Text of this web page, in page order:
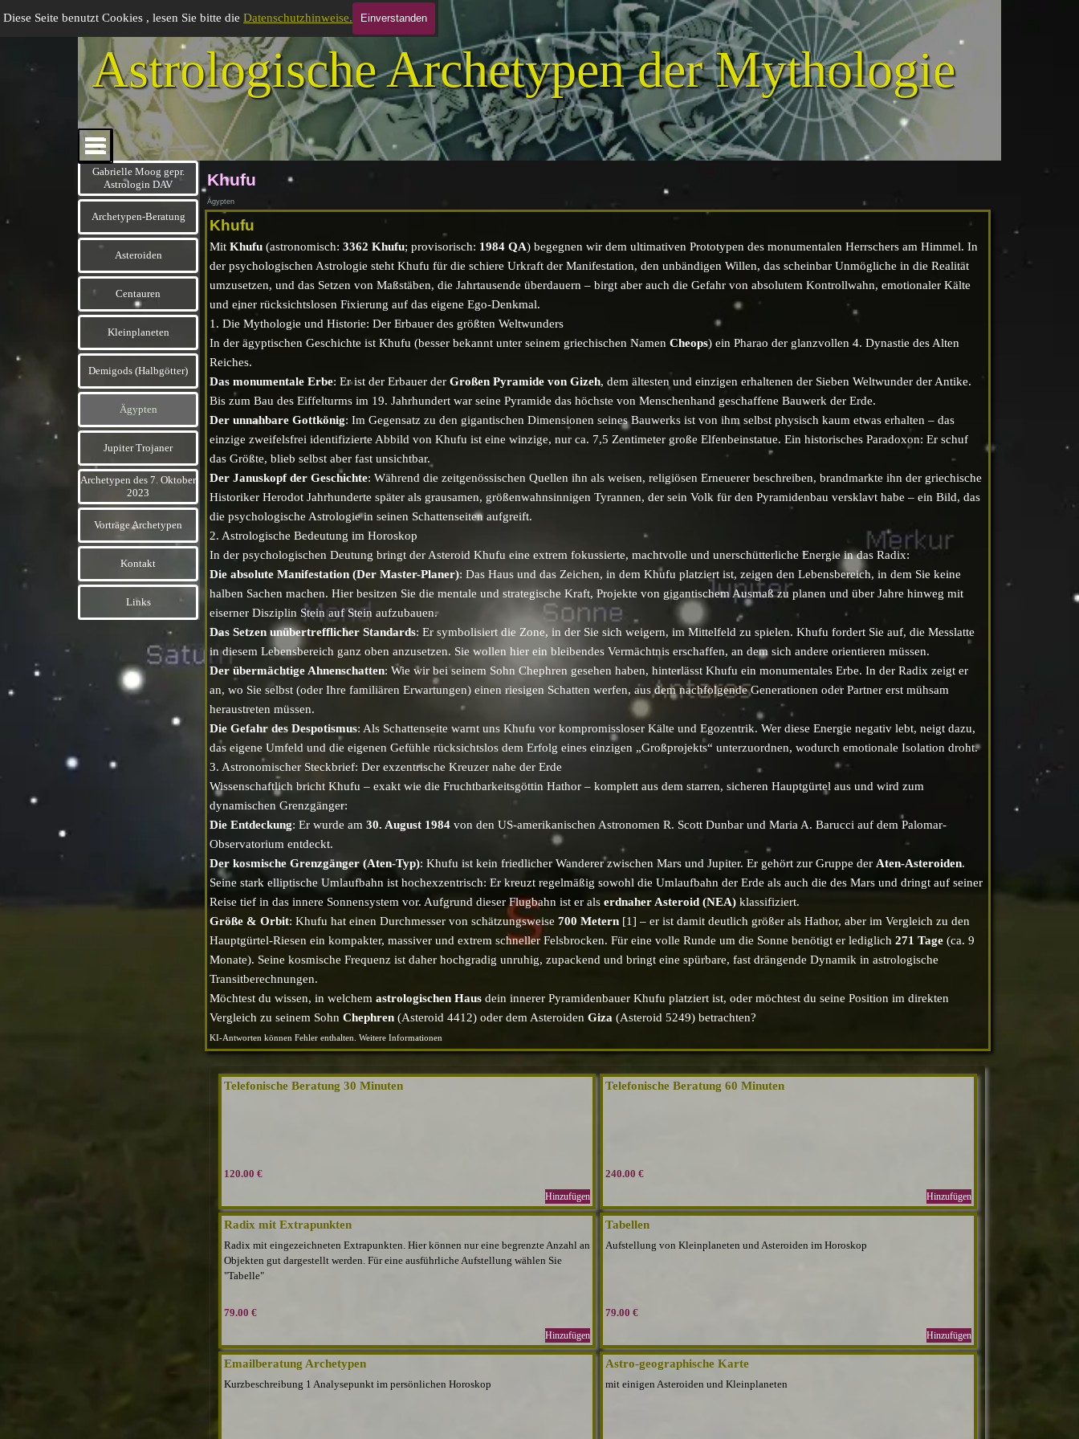
Diese Seite benutzt Cookies , lesen Sie bitte die Datenschutzhinweise. Einverstanden
Gabrielle Moog, gepr. Astrologin (DAV)
Astrologische Archetypen der Mythologie
Menü überspringen
Menü überspringen
Menü überspringen
Gabrielle Moog gepr.
Astrologin DAV
Archetypen-Beratung
Asteroiden
Centauren
Kleinplaneten ▼
Demigods (Halbgötter)
Ägypten
Jupiter Trojaner
Archetypen des 7. Oktober
2023
Vorträge Archetypen
Kontakt ▼
Links
Khufu
Ägypten
Khufu
Mit Khufu (astronomisch: 3362 Khufu; provisorisch: 1984 QA) begegnen wir dem ultimativen Prototypen des monumentalen Herrschers am Himmel. In
der psychologischen Astrologie steht Khufu für die schiere Urkraft der Manifestation, den unbändigen Willen, das scheinbar Unmögliche in die Realität
umzusetzen, und das Setzen von Maßstäben, die Jahrtausende überdauern – birgt aber auch die Gefahr von absolutem Kontrollwahn, emotionaler Kälte
und einer rücksichtslosen Fixierung auf das eigene Ego-Denkmal.
1. Die Mythologie und Historie: Der Erbauer des größten Weltwunders
In der ägyptischen Geschichte ist Khufu (besser bekannt unter seinem griechischen Namen Cheops) ein Pharao der glanzvollen 4. Dynastie des Alten
Reiches.
Das monumentale Erbe: Er ist der Erbauer der Großen Pyramide von Gizeh, dem ältesten und einzigen erhaltenen der Sieben Weltwunder der Antike.
Bis zum Bau des Eiffelturms im 19. Jahrhundert war seine Pyramide das höchste von Menschenhand geschaffene Bauwerk der Erde.
Der unnahbare Gottkönig: Im Gegensatz zu den gigantischen Dimensionen seines Bauwerks ist von ihm selbst physisch kaum etwas erhalten – das
einzige zweifelsfrei identifizierte Abbild von Khufu ist eine winzige, nur ca. 7,5 Zentimeter große Elfenbeinstatue. Ein historisches Paradoxon: Er schuf
das Größte, blieb selbst aber fast unsichtbar.
Der Januskopf der Geschichte: Während die zeitgenössischen Quellen ihn als weisen, religiösen Erneuerer beschreiben, brandmarkte ihn der griechische
Historiker Herodot Jahrhunderte später als grausamen, größenwahnsinnigen Tyrannen, der sein Volk für den Pyramidenbau versklavt habe – ein Bild, das
die psychologische Astrologie in seinen Schattenseiten aufgreift.
2. Astrologische Bedeutung im Horoskop
In der psychologischen Deutung bringt der Asteroid Khufu eine extrem fokussierte, machtvolle und unerschütterliche Energie in das Radix:
Die absolute Manifestation (Der Master-Planer): Das Haus und das Zeichen, in dem Khufu platziert ist, zeigen den Lebensbereich, in dem Sie keine
halben Sachen machen. Hier besitzen Sie die mentale und strategische Kraft, Projekte von gigantischem Ausmaß zu planen und über Jahre hinweg mit
eiserner Disziplin Stein auf Stein aufzubauen.
Das Setzen unübertrefflicher Standards: Er symbolisiert die Zone, in der Sie sich weigern, im Mittelfeld zu spielen. Khufu fordert Sie auf, die Messlatte
in diesem Lebensbereich ganz oben anzusetzen. Sie wollen hier ein bleibendes Vermächtnis erschaffen, an dem sich andere orientieren müssen.
Der übermächtige Ahnenschatten: Wie wir bei seinem Sohn Chephren gesehen haben, hinterlässt Khufu ein monumentales Erbe. In der Radix zeigt er
an, wo Sie selbst (oder Ihre familiären Erwartungen) einen riesigen Schatten werfen, aus dem nachfolgende Generationen oder Partner erst mühsam
heraustreten müssen.
Die Gefahr des Despotismus: Als Schattenseite warnt uns Khufu vor kompromissloser Kälte und Egozentrik. Wer diese Energie negativ lebt, neigt dazu,
das eigene Umfeld und die eigenen Gefühle rücksichtslos dem Erfolg eines einzigen „Großprojekts“ unterzuordnen, wodurch emotionale Isolation droht.
3. Astronomischer Steckbrief: Der exzentrische Kreuzer nahe der Erde
Wissenschaftlich bricht Khufu – exakt wie die Fruchtbarkeitsgöttin Hathor – komplett aus dem starren, sicheren Hauptgürtel aus und wird zum
dynamischen Grenzgänger:
Die Entdeckung: Er wurde am 30. August 1984 von den US-amerikanischen Astronomen R. Scott Dunbar und Maria A. Barucci auf dem Palomar-
Observatorium entdeckt.
Der kosmische Grenzgänger (Aten-Typ): Khufu ist kein friedlicher Wanderer zwischen Mars und Jupiter. Er gehört zur Gruppe der Aten-Asteroiden.
Seine stark elliptische Umlaufbahn ist hochexzentrisch: Er kreuzt regelmäßig sowohl die Umlaufbahn der Erde als auch die des Mars und dringt auf seiner
Reise tief in das innere Sonnensystem vor. Aufgrund dieser Flugbahn ist er als erdnaher Asteroid (NEA) klassifiziert.
Größe & Orbit: Khufu hat einen Durchmesser von schätzungsweise 700 Metern [1] – er ist damit deutlich größer als Hathor, aber im Vergleich zu den
Hauptgürtel-Riesen ein kompakter, massiver und extrem schneller Felsbrocken. Für eine volle Runde um die Sonne benötigt er lediglich 271 Tage (ca. 9
Monate). Seine kosmische Frequenz ist daher hochgradig unruhig, zupackend und bringt eine spürbare, fast drängende Dynamik in astrologische
Transitberechnungen.
Möchtest du wissen, in welchem astrologischen Haus dein innerer Pyramidenbauer Khufu platziert ist, oder möchtest du seine Position im direkten
Vergleich zu seinem Sohn Chephren (Asteroid 4412) oder dem Asteroiden Giza (Asteroid 5249) betrachten?
KI-Antworten können Fehler enthalten. Weitere Informationen
Telefonische Beratung 30 Minuten
120.00 €
Hinzufügen
Telefonische Beratung 60 Minuten
240.00 €
Hinzufügen
Radix mit Extrapunkten
Radix mit eingezeichneten Extrapunkten. Hier können nur eine begrenzte Anzahl an
Objekten gut dargestellt werden. Für eine ausführliche Aufstellung wählen Sie
"Tabelle"
79.00 €
Hinzufügen
Tabellen
Aufstellung von Kleinplaneten und Asteroiden im Horoskop
79.00 €
Hinzufügen
Emailberatung Archetypen
Kurzbeschreibung 1 Analysepunkt im persönlichen Horoskop
Astro-geographische Karte
mit einigen Asteroiden und Kleinplaneten